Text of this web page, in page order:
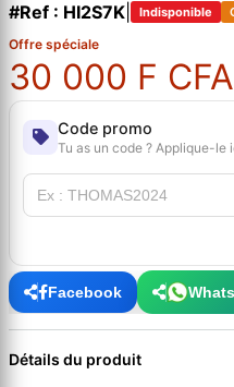
#Ref : HI2S7K Indisponible
Offre spéciale
30 000 F CFA
Code promo
Tu as un code ? Applique-le
Facebook
Détails du produit